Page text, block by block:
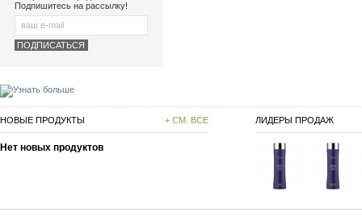
Подпишитесь на рассылку!
НОВЫЕ ПРОДУКТЫ + СМ. ВСЕ
Нет новых продуктов
ЛИДЕРЫ ПРОДАЖ